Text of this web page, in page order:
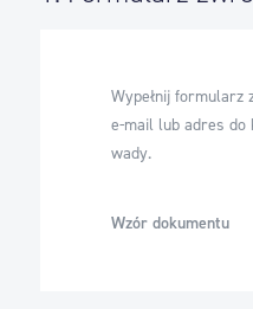
Wypełnij formularz
e-mail lub adres do
wady.
Wzór dokumentu